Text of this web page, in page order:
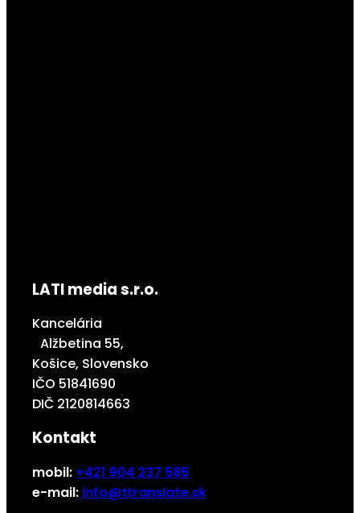
LATI media s.r.o.
Kancelária
Alžbetina 55,
Košice, Slovensko
IČO 51841690
DIČ 2120814663
Kontakt
mobil: +421 904 237 585
e-mail: info@ttranslate.sk